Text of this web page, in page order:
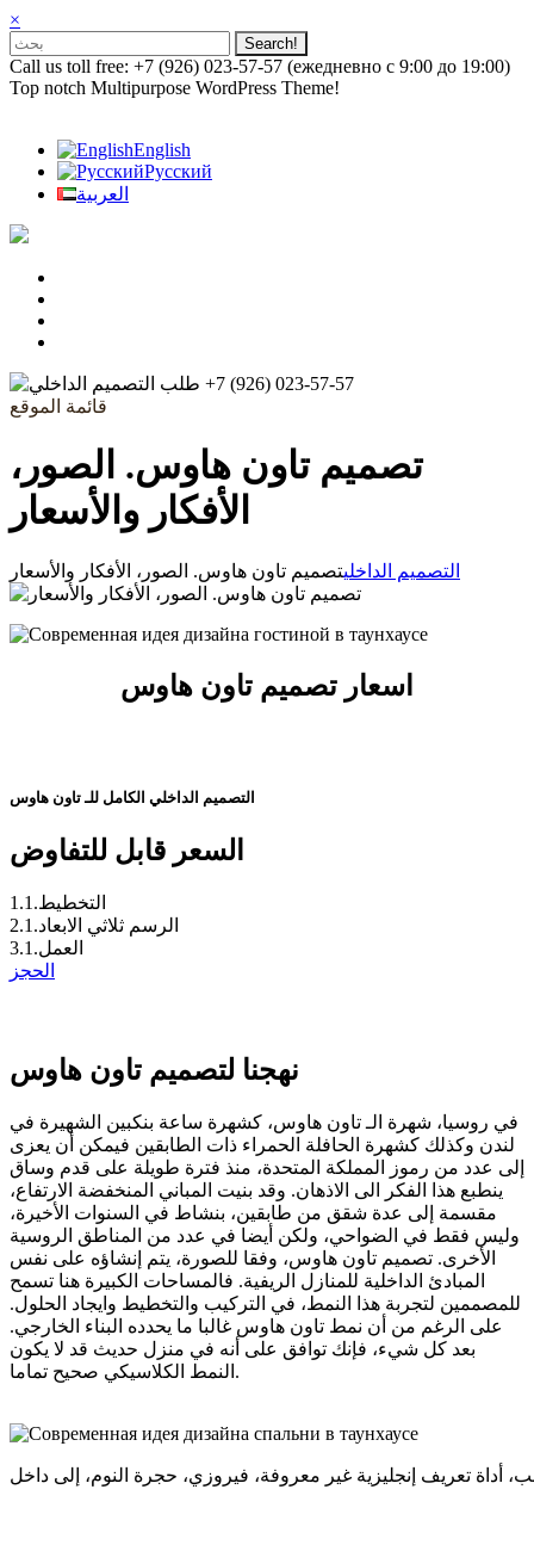
×
Call us toll free: +7 (926) 023-57-57 (ежедневно с 9:00 до 19:00)
Top notch Multipurpose WordPress Theme!
English
Русский
العربية
+7 (926) 023-57-57
قائمة الموقع
تصميم تاون هاوس. الصور،
الأفكار والأسعار
التصميم الداخليتصميم تاون هاوس. الصور، الأفكار والأسعار
اسعار تصميم تاون هاوس
التصميم الداخلي الكامل للـ تاون هاوس
السعر قابل للتفاوض
1.1.التخطيط
2.1.الرسم ثلاثي الابعاد
3.1.العمل
الحجز
نهجنا لتصميم تاون هاوس
في روسيا، شهرة الـ تاون هاوس، كشهرة ساعة بنكبين الشهيرة في
لندن وكذلك كشهرة الحافلة الحمراء ذات الطابقين فيمكن أن يعزى
إلى عدد من رموز المملكة المتحدة، منذ فترة طويلة على قدم وساق
ينطبع هذا الفكر الى الاذهان. وقد بنيت المباني المنخفضة الارتفاع،
مقسمة إلى عدة شقق من طابقين، بنشاط في السنوات الأخيرة،
وليس فقط في الضواحي، ولكن أيضا في عدد من المناطق الروسية
الأخرى. تصميم تاون هاوس، وفقا للصورة، يتم إنشاؤه على نفس
المبادئ الداخلية للمنازل الريفية. فالمساحات الكبيرة هنا تسمح
للمصممين لتجربة هذا النمط، في التركيب والتخطيط وايجاد الحلول.
على الرغم من أن نمط تاون هاوس غالبا ما يحدده البناء الخارجي.
بعد كل شيء، فإنك توافق على أنه في منزل حديث قد لا يكون
النمط الكلاسيكي صحيح تماما.